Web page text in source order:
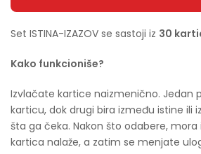
Set ISTINA-IZAZOV se sastoji iz 30
Kako funkcioniše?
Izvlačate kartice naizmenično. Jedan
karticu, dok drugi bira između istine ili
šta ga čeka. Nakon što odabere, mora
kartica nalaže, a zatim se menjate